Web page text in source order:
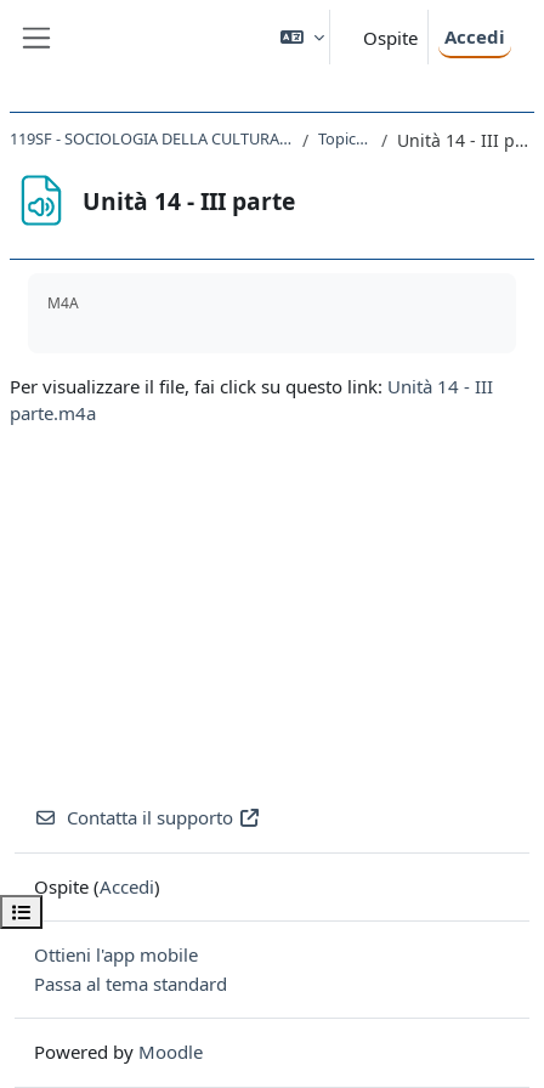
Ospite Accedi
Apri indice del corso
119SF - SOCIOLOGIA DELLA CULTURA 2019 Topic 14 Unità 14 - III parte
Unità 14 - III parte
M4A
Per visualizzare il file, fai click su questo link: Unità 14 - III
parte.m4a
Contatta il supporto
Ospite (Accedi)
Ottieni l'app mobile
Passa al tema standard
Powered by Moodle